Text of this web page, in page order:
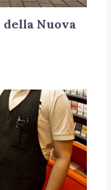
Nuova